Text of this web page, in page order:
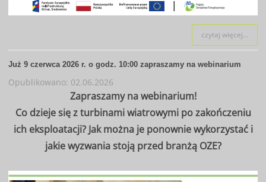
czytaj więcej...
Już 9 czerwca 2026 r. o godz. 10:00 zapraszamy na webinarium
Opublikowano: 02.06.2026
Zapraszamy na webinarium!
Co dzieje się z turbinami wiatrowymi po zakończeniu
ich eksploatacji? Jak można je ponownie wykorzystać i
jakie wyzwania stoją przed branżą OZE?